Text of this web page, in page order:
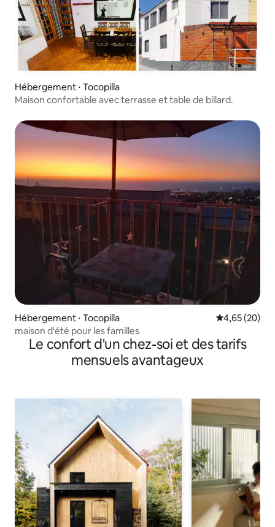
Hébergement ⋅ Tocopilla
Maison confortable avec terrasse et table de billard.
Hébergement ⋅ Tocopilla Évaluation
4,65 (20)
maison d'été pour les familles
Le confort d'un chez-soi et des tarifs
mensuels avantageux